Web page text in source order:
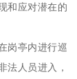
和应对潜在的
岗亭内进行巡
法人员进入，